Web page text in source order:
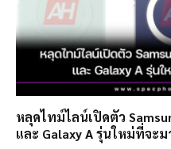
หลุดไทม์ไลน์เปิดตัว
และ Galaxy A รุ่นใหม่ที่จะ